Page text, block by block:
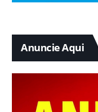
Anuncie Aqui